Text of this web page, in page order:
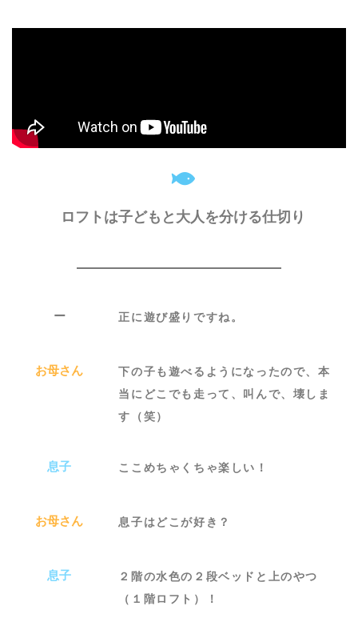
ロフトは子どもと大人を分ける仕切り
ー 正に遊び盛りですね。
お母さん
下の子も遊べるようになったので、本
当にどこでも走って、叫んで、壊しま
す（笑）
息子 ここめちゃくちゃ楽しい！
お母さん 息子はどこが好き？
息子
２階の水色の２段ベッドと上のやつ
（１階ロフト）！